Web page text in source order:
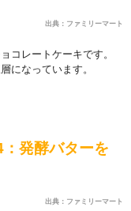
出典：ファミリーマート
コレー トケーキです。
になっています。
： 発酵バターを
出典：ファミリーマート